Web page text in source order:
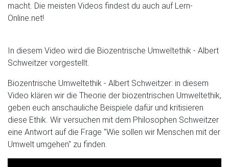
macht. Die meisten Videos findest du auch auf Lern-
Online.net!
In diesem Video wird die Biozentrische Umweltethik - Albert
Schweitzer vorgestellt.
Biozentrische Umweltethik - Albert Schweitzer: in diesem
Video klären wir die Theorie der biozentrischen Umweltethik,
geben euch anschauliche Beispiele dafür und kritisieren
diese Ethik. Wir versuchen mit dem Philosophen Schweitzer
eine Antwort auf die Frage "Wie sollen wir Menschen mit der
Umwelt umgehen" zu finden.